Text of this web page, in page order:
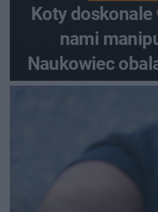
Koty doskonale
nami
Naukowiec
od lat mity na